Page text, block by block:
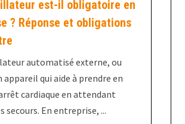
est-il obligatoire en
? Réponse et obligations
automatisé externe, ou
appareil qui aide à prendre en
cardiaque en attendant
secours. En entreprise, ...